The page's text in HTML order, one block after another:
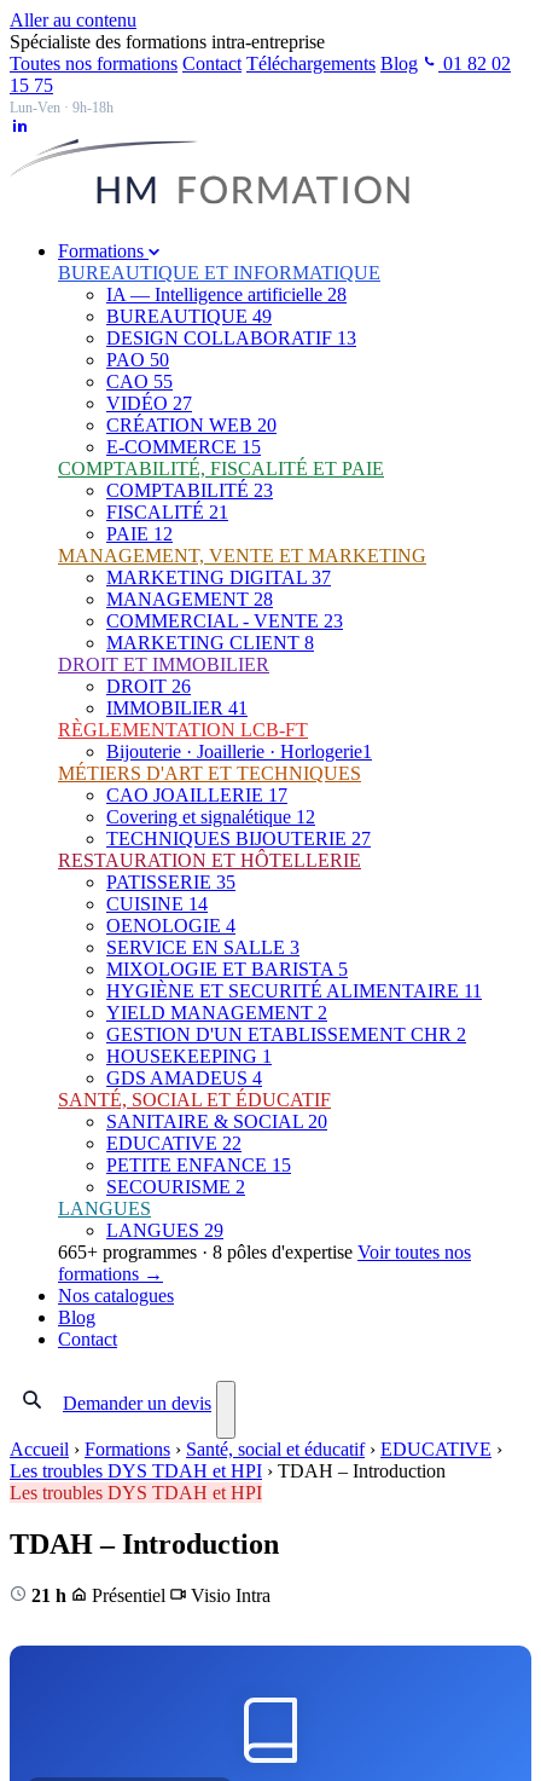
Aller au contenu
Spécialiste des formations intra-entreprise
Toutes nos formations Contact Téléchargements Blog
01 82 02
15 75
Lun-Ven · 9h-18h
Formations
BUREAUTIQUE ET INFORMATIQUE
IA — Intelligence artificielle 28
BUREAUTIQUE 49
DESIGN COLLABORATIF 13
PAO 50
CAO 55
VIDÉO 27
CRÉATION WEB 20
E-COMMERCE 15
COMPTABILITÉ, FISCALITÉ ET PAIE
COMPTABILITÉ 23
FISCALITÉ 21
PAIE 12
MANAGEMENT, VENTE ET MARKETING
MARKETING DIGITAL 37
MANAGEMENT 28
COMMERCIAL - VENTE 23
MARKETING CLIENT 8
DROIT ET IMMOBILIER
DROIT 26
IMMOBILIER 41
RÈGLEMENTATION LCB-FT
Bijouterie · Joaillerie · Horlogerie1
MÉTIERS D'ART ET TECHNIQUES
CAO JOAILLERIE 17
Covering et signalétique 12
TECHNIQUES BIJOUTERIE 27
RESTAURATION ET HÔTELLERIE
PATISSERIE 35
CUISINE 14
OENOLOGIE 4
SERVICE EN SALLE 3
MIXOLOGIE ET BARISTA 5
HYGIÈNE ET SECURITÉ ALIMENTAIRE 11
YIELD MANAGEMENT 2
GESTION D'UN ETABLISSEMENT CHR 2
HOUSEKEEPING 1
GDS AMADEUS 4
SANTÉ, SOCIAL ET ÉDUCATIF
SANITAIRE & SOCIAL 20
EDUCATIVE 22
PETITE ENFANCE 15
SECOURISME 2
LANGUES
LANGUES 29
665+ programmes · 8 pôles d'expertise Voir toutes nos
formations →
Nos catalogues
Blog
Contact
Demander un devis
Accueil › Formations › Santé, social et éducatif › EDUCATIVE ›
Les troubles DYS TDAH et HPI › TDAH – Introduction
Les troubles DYS TDAH et HPI
TDAH – Introduction
21 h Présentiel Visio Intra